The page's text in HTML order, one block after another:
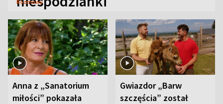
Rozmowy
Anna z „Sanatorium
miłości” pokazała
Gwiazdor „Barw
szczęścia” został